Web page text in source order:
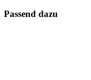
Passend dazu